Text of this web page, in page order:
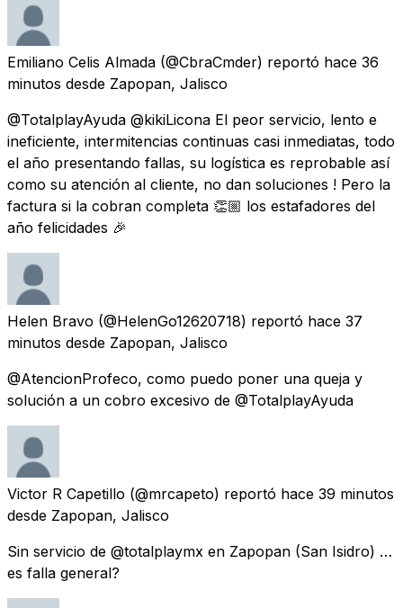
Emiliano Celis Almada (@CbraCmder) reportó hace 36
minutos desde Zapopan, Jalisco
@TotalplayAyuda @kikiLicona El peor servicio, lento e
ineficiente, intermitencias continuas casi inmediatas, todo
el año presentando fallas, su logística es reprobable así
como su atención al cliente, no dan soluciones ! Pero la
factura si la cobran completa 👏🏼 los estafadores del
año felicidades 🎉
Helen Bravo (@HelenGo12620718) reportó hace 37
minutos desde Zapopan, Jalisco
@AtencionProfeco, como puedo poner una queja y
solución a un cobro excesivo de @TotalplayAyuda
Victor R Capetillo (@mrcapeto) reportó hace 39 minutos
desde Zapopan, Jalisco
Sin servicio de @totalplaymx en Zapopan (San Isidro) …
es falla general?